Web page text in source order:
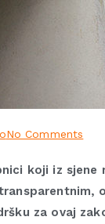
No Comments
koji iz sjene
za ovaj